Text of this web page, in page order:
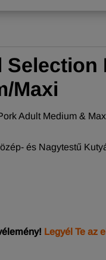
Selection
Maxi
Adult Medium &
és Nagytestű
Legyél Te az